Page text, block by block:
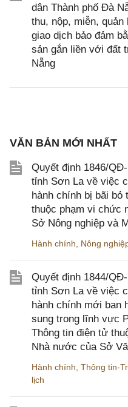
dân Thành phố Đà
thu, nộp, miễn,
giao dịch bảo đảm
sản gắn liền với đất
Nẵng
VĂN BẢN MỚI NHẤT
Quyết định 1846/
tỉnh Sơn La về việc
hành chính bị bãi bỏ
thuộc phạm vi chức
Sở Nông nghiệp và
Hành chính Nông
Quyết định 1844/
tỉnh Sơn La về việc
hành chính mới ban
sung trong lĩnh vực
Thông tin điện tử
Nhà nước của Sở
Hành chính Thông tin-
lịch